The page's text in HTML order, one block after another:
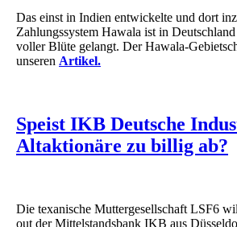
Das einst in Indien entwickelte und dort
Zahlungssystem Hawala ist in
voller Blüte gelangt. Der Hawala-
unseren Artikel.
Speist IKB Deutsche
Altaktionäre zu billig ab?
Die texanische Muttergesellschaft LSF6
out der Mittelstandsbank IKB aus